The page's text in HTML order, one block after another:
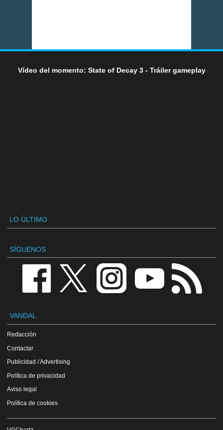
Vídeo del momento: State of Decay 3 - Tráiler gameplay
LO ÚLTIMO
SÍGUENOS
VANDAL
Redacción
Contactar
Publicidad / Advertising
Política de privacidad
Aviso legal
Política de cookies